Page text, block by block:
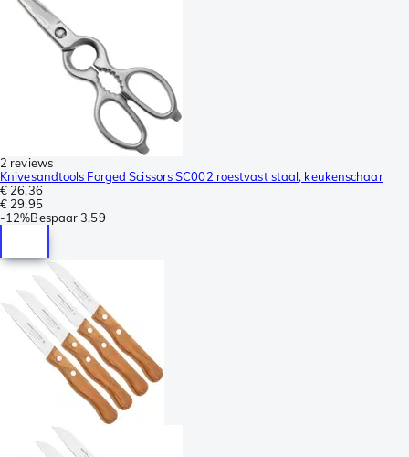
2 reviews
Knivesandtools Forged Scissors SC002 roestvast staal, keukenschaar
€ 26,36
€ 29,95
-12%Bespaar 3,59